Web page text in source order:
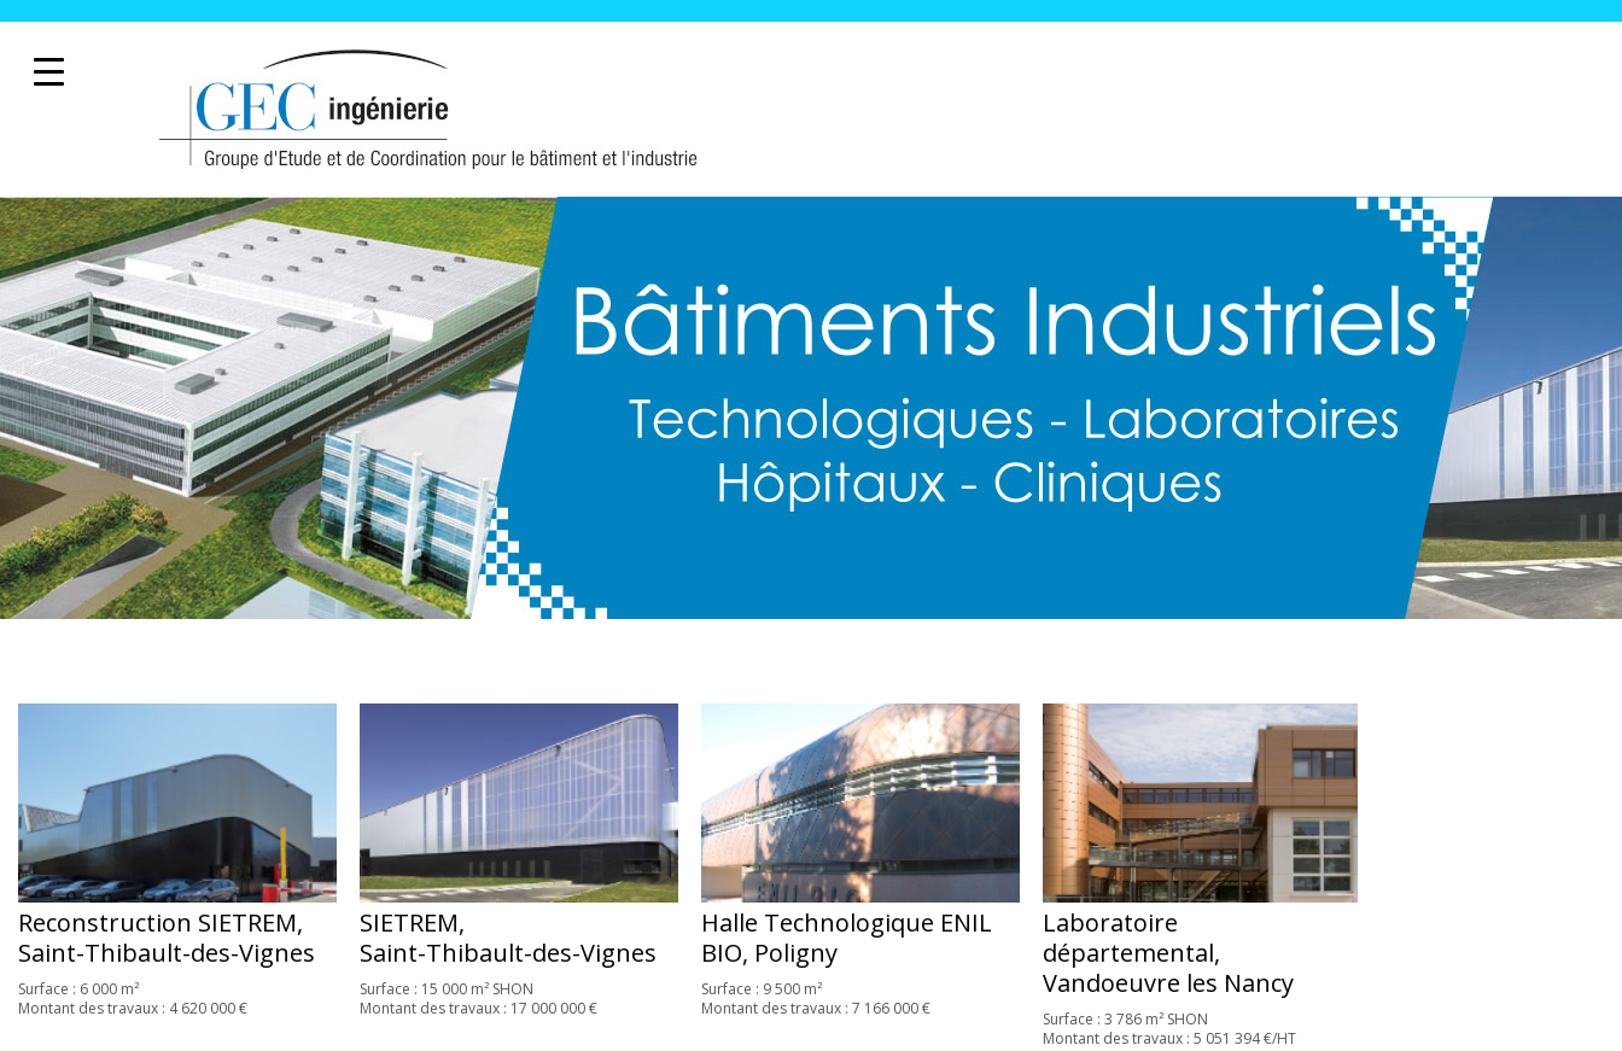
Reconstruction SIETREM,
Saint-Thibault-des-Vignes
Surface : 6 000 m²
Montant des travaux : 4 620 000 €
SIETREM,
Saint-Thibault-des-Vignes
Surface : 15 000 m² SHON
Montant des travaux : 17 000 000 €
Halle Technologique ENIL
BIO, Poligny
Surface : 9 500 m²
Montant des travaux : 7 166 000 €
Laboratoire
départemental,
Vandoeuvre les Nancy
Surface : 3 786 m² SHON
Montant des travaux : 5 051 394 €/HT